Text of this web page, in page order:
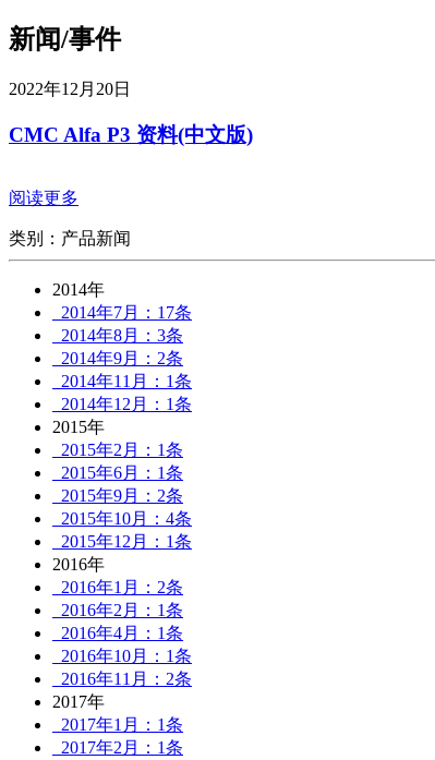
新闻/事件
2022年12月20日
CMC Alfa P3 资料(中文版)
阅读更多
类别：产品新闻
2014年
2014年7月：17条
2014年8月：3条
2014年9月：2条
2014年11月：1条
2014年12月：1条
2015年
2015年2月：1条
2015年6月：1条
2015年9月：2条
2015年10月：4条
2015年12月：1条
2016年
2016年1月：2条
2016年2月：1条
2016年4月：1条
2016年10月：1条
2016年11月：2条
2017年
2017年1月：1条
2017年2月：1条